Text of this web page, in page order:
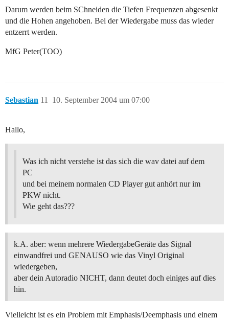
Darum werden beim SChneiden die Tiefen Frequenzen abgesenkt
und die Hohen angehoben. Bei der Wiedergabe muss das wieder
entzerrt werden.
MfG Peter(TOO)
Sebastian 10. September 2004 um 07:00
11
Hallo,
Was ich nicht verstehe ist das sich die wav datei auf dem
PC
und bei meinem normalen CD Player gut anhört nur im
PKW nicht.
Wie geht das???
k.A. aber: wenn mehrere WiedergabeGeräte das Signal
einwandfrei und GENAUSO wie das Vinyl Original
wiedergeben,
aber dein Autoradio NICHT, dann deutet doch einiges auf dies
hin.
Vielleicht ist es ein Problem mit Emphasis/Deemphasis und einem